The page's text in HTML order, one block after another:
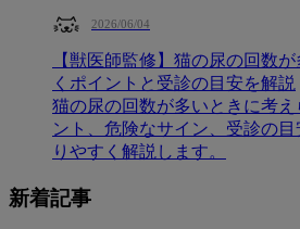
2026/06/04
【獣医師監修】猫の尿の回数
くポイントと受診の目安を解説
猫の尿の回数が多いときに考
ント、危険なサイン、受診の
りやすく解説します。
新着記事